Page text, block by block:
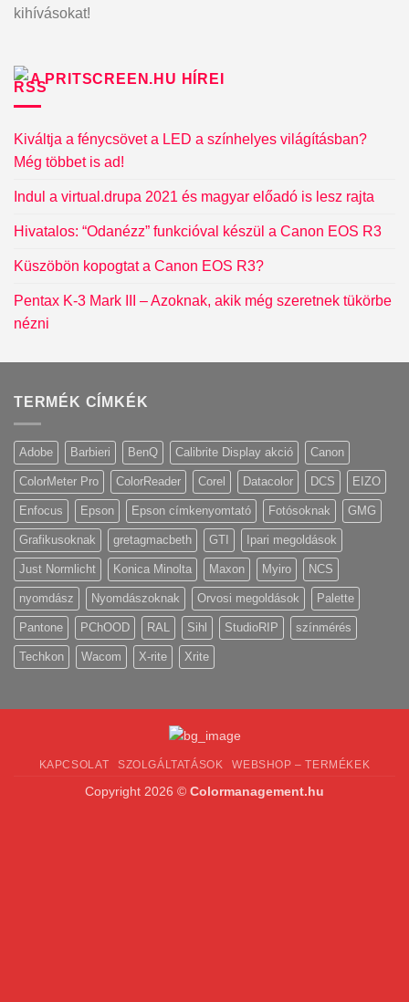
kihívásokat!
A PRITSCREEN.HU HÍREI
Kiváltja a fénycsövet a LED a színhelyes világításban?
Még többet is ad!
Indul a virtual.drupa 2021 és magyar előadó is lesz rajta
Hivatalos: “Odanézz” funkcióval készül a Canon EOS R3
Küszöbön kopogtat a Canon EOS R3?
Pentax K-3 Mark III – Azoknak, akik még szeretnek tükörbe
nézni
TERMÉK CÍMKÉK
Adobe Barbieri BenQ Calibrite Display akció Canon
ColorMeter Pro ColorReader Corel Datacolor DCS EIZO
Enfocus Epson Epson címkenyomtató Fotósoknak GMG
Grafikusoknak gretagmacbeth GTI Ipari megoldások
Just Normlicht Konica Minolta Maxon Myiro NCS
nyomdász Nyomdászoknak Orvosi megoldások Palette
Pantone PChOOD RAL Sihl StudioRIP színmérés
Techkon Wacom X-rite Xrite
KAPCSOLAT SZOLGÁLTATÁSOK WEBSHOP – TERMÉKEK
Copyright 2026 © Colormanagement.hu